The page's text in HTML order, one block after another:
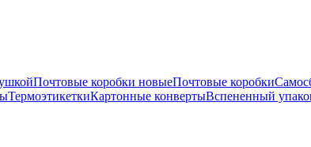
Почтовые коробки новыеПочтовые коробки
ТермоэтикеткиКартонные конвертыВспененный